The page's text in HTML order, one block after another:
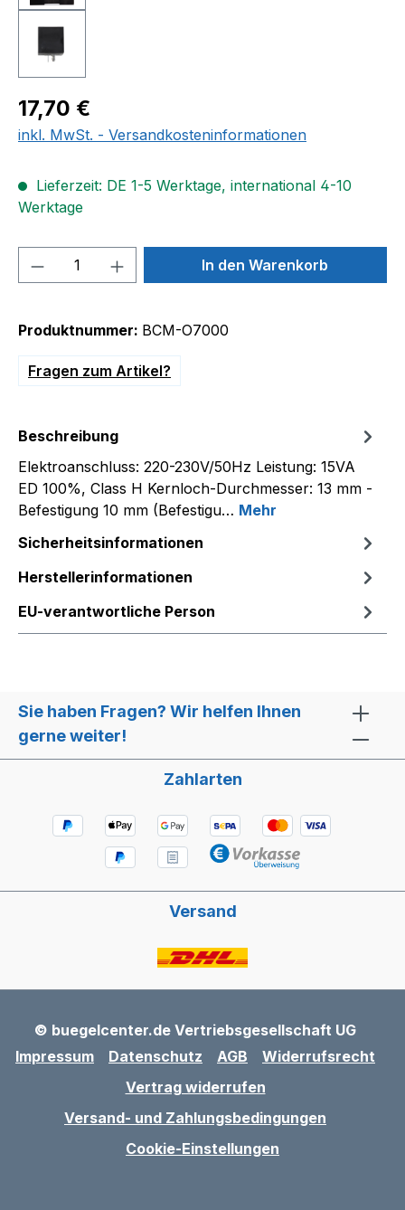
Regulärer Preis:
17,70 €
inkl. MwSt. - Versandkosteninformationen
Lieferzeit: DE 1-5 Werktage, international 4-10
Werktage
Produkt Anzahl: Gib denIn den Warenkorb
Produktnummer: BCM-O7000
Fragen zum Artikel?
Beschreibung
Elektroanschluss: 220-230V/50Hz Leistung: 15VA
ED 100%, Class H Kernloch-Durchmesser: 13 mm -
Befestigung 10 mm (Befestigu… Mehr
Sicherheitsinformationen
Herstellerinformationen
EU-verantwortliche Person
Sie haben Fragen? Wir helfen Ihnen
gerne weiter!
Zahlarten
Versand
© buegelcenter.de Vertriebsgesellschaft UG
Impressum
Datenschutz AGB
Widerrufsrecht
Vertrag widerrufen
Versand- und Zahlungsbedingungen
Cookie-Einstellungen